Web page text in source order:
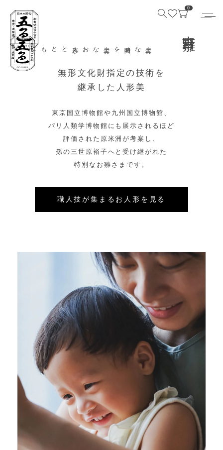
0
上質な時間を
上質なお人形とともに
無形文化財指定の技術を
継承した人形美
東京国立博物館や九州国立博物館、
パリ人類学博物館にも展示されるほど
評価された原米洲が考案し、
孫の三世原裕子へと受け継がれた
特別なお雛さまです。
職人技が集まるお人形を見る